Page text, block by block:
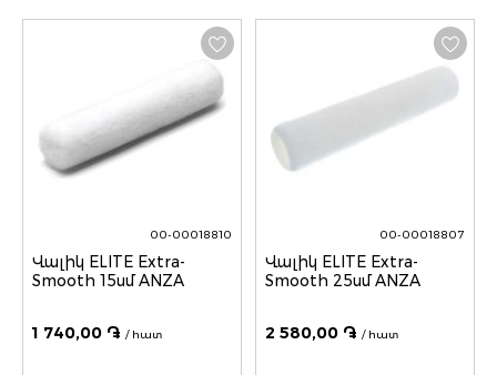
00-00018810
Վալիկ ELITE Extra-
Smooth 15սմ ANZA
1 740,00 ֏ / հատ
00-00018807
Վալիկ ELITE Extra-
Smooth 25սմ ANZA
2 580,00 ֏ / հատ